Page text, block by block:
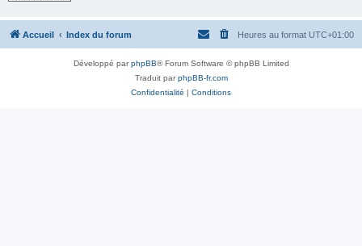
Accueil Index du forum Heures au format UTC+01:00
Développé parphpBB® Forum Software © phpBB Limited
Traduit parphpBB-fr.com
Confidentialité | Conditions